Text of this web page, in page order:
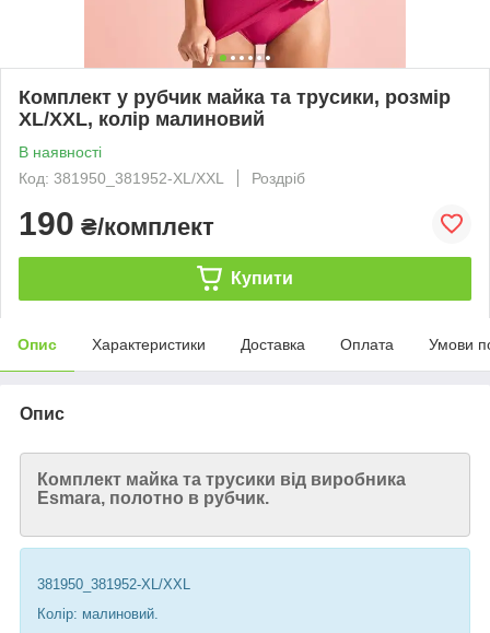
Комплект у рубчик майка та трусики, розмір
XL/XXL, колір малиновий
В наявності
Код: 381950_381952-XL/XXL
Роздріб
190 ₴/комплект
Купити
Опис Характеристики Доставка Оплата Умови
Опис
Комплект майка та трусики від виробника
Esmara, полотно в рубчик.
381950_381952-XL/XXL
Колір: малиновий.